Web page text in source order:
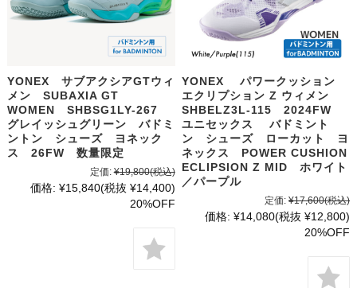
YONEX サブアクシアGTウィ
メン SUBAXIA GT
WOMEN SHBSG1LY-267
グレイッシュグリーン バドミ
ントン シューズ ヨネック
ス 26FW 数量限定
定価: ¥19,800(税込)
価格: ¥15,840(税抜 ¥14,400)
20%OFF
YONEX パワークッション
エクリプション Z ウィメン
SHBELZ3L-115 2024FW
ユニセックス バドミント
ン シューズ ローカット ヨ
ネックス POWER CUSHION
ECLIPSION Z MID ホワイト
／パープル
定価: ¥17,600(税込)
価格: ¥14,080(税抜 ¥12,800)
20%OFF